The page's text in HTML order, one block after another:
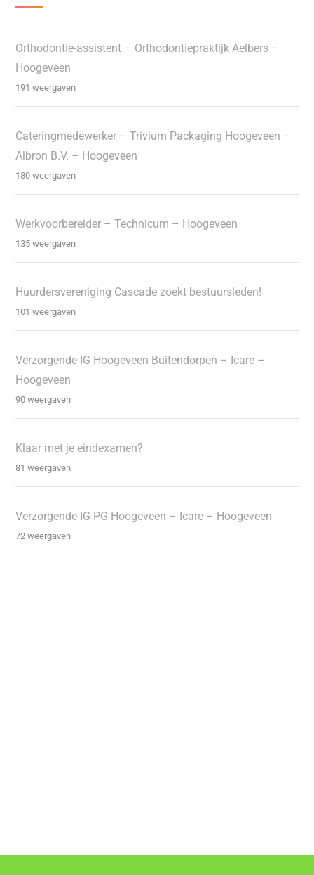
Orthodontie-assistent – Orthodontiepraktijk Aelbers –
Hoogeveen
191 weergaven
Cateringmedewerker – Trivium Packaging Hoogeveen –
Albron B.V. – Hoogeveen
180 weergaven
Werkvoorbereider – Technicum – Hoogeveen
135 weergaven
Huurdersvereniging Cascade zoekt bestuursleden!
101 weergaven
Verzorgende IG Hoogeveen Buitendorpen – Icare –
Hoogeveen
90 weergaven
Klaar met je eindexamen?
81 weergaven
Verzorgende IG PG Hoogeveen – Icare – Hoogeveen
72 weergaven